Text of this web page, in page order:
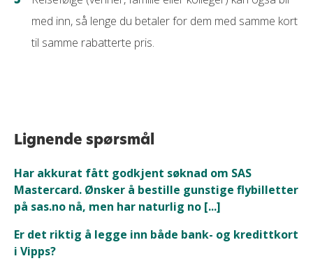
med inn, så lenge du betaler for dem med samme kort
til samme rabatterte pris.
Lignende spørsmål
Har akkurat fått godkjent søknad om SAS
Mastercard. Ønsker å bestille gunstige flybilletter
på sas.no nå, men har naturlig no [...]
Er det riktig å legge inn både bank- og kredittkort
i Vipps?